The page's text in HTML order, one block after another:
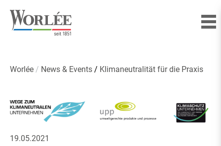
Worlée News & Events Klimaneutralität für die Praxis
19.05.2021